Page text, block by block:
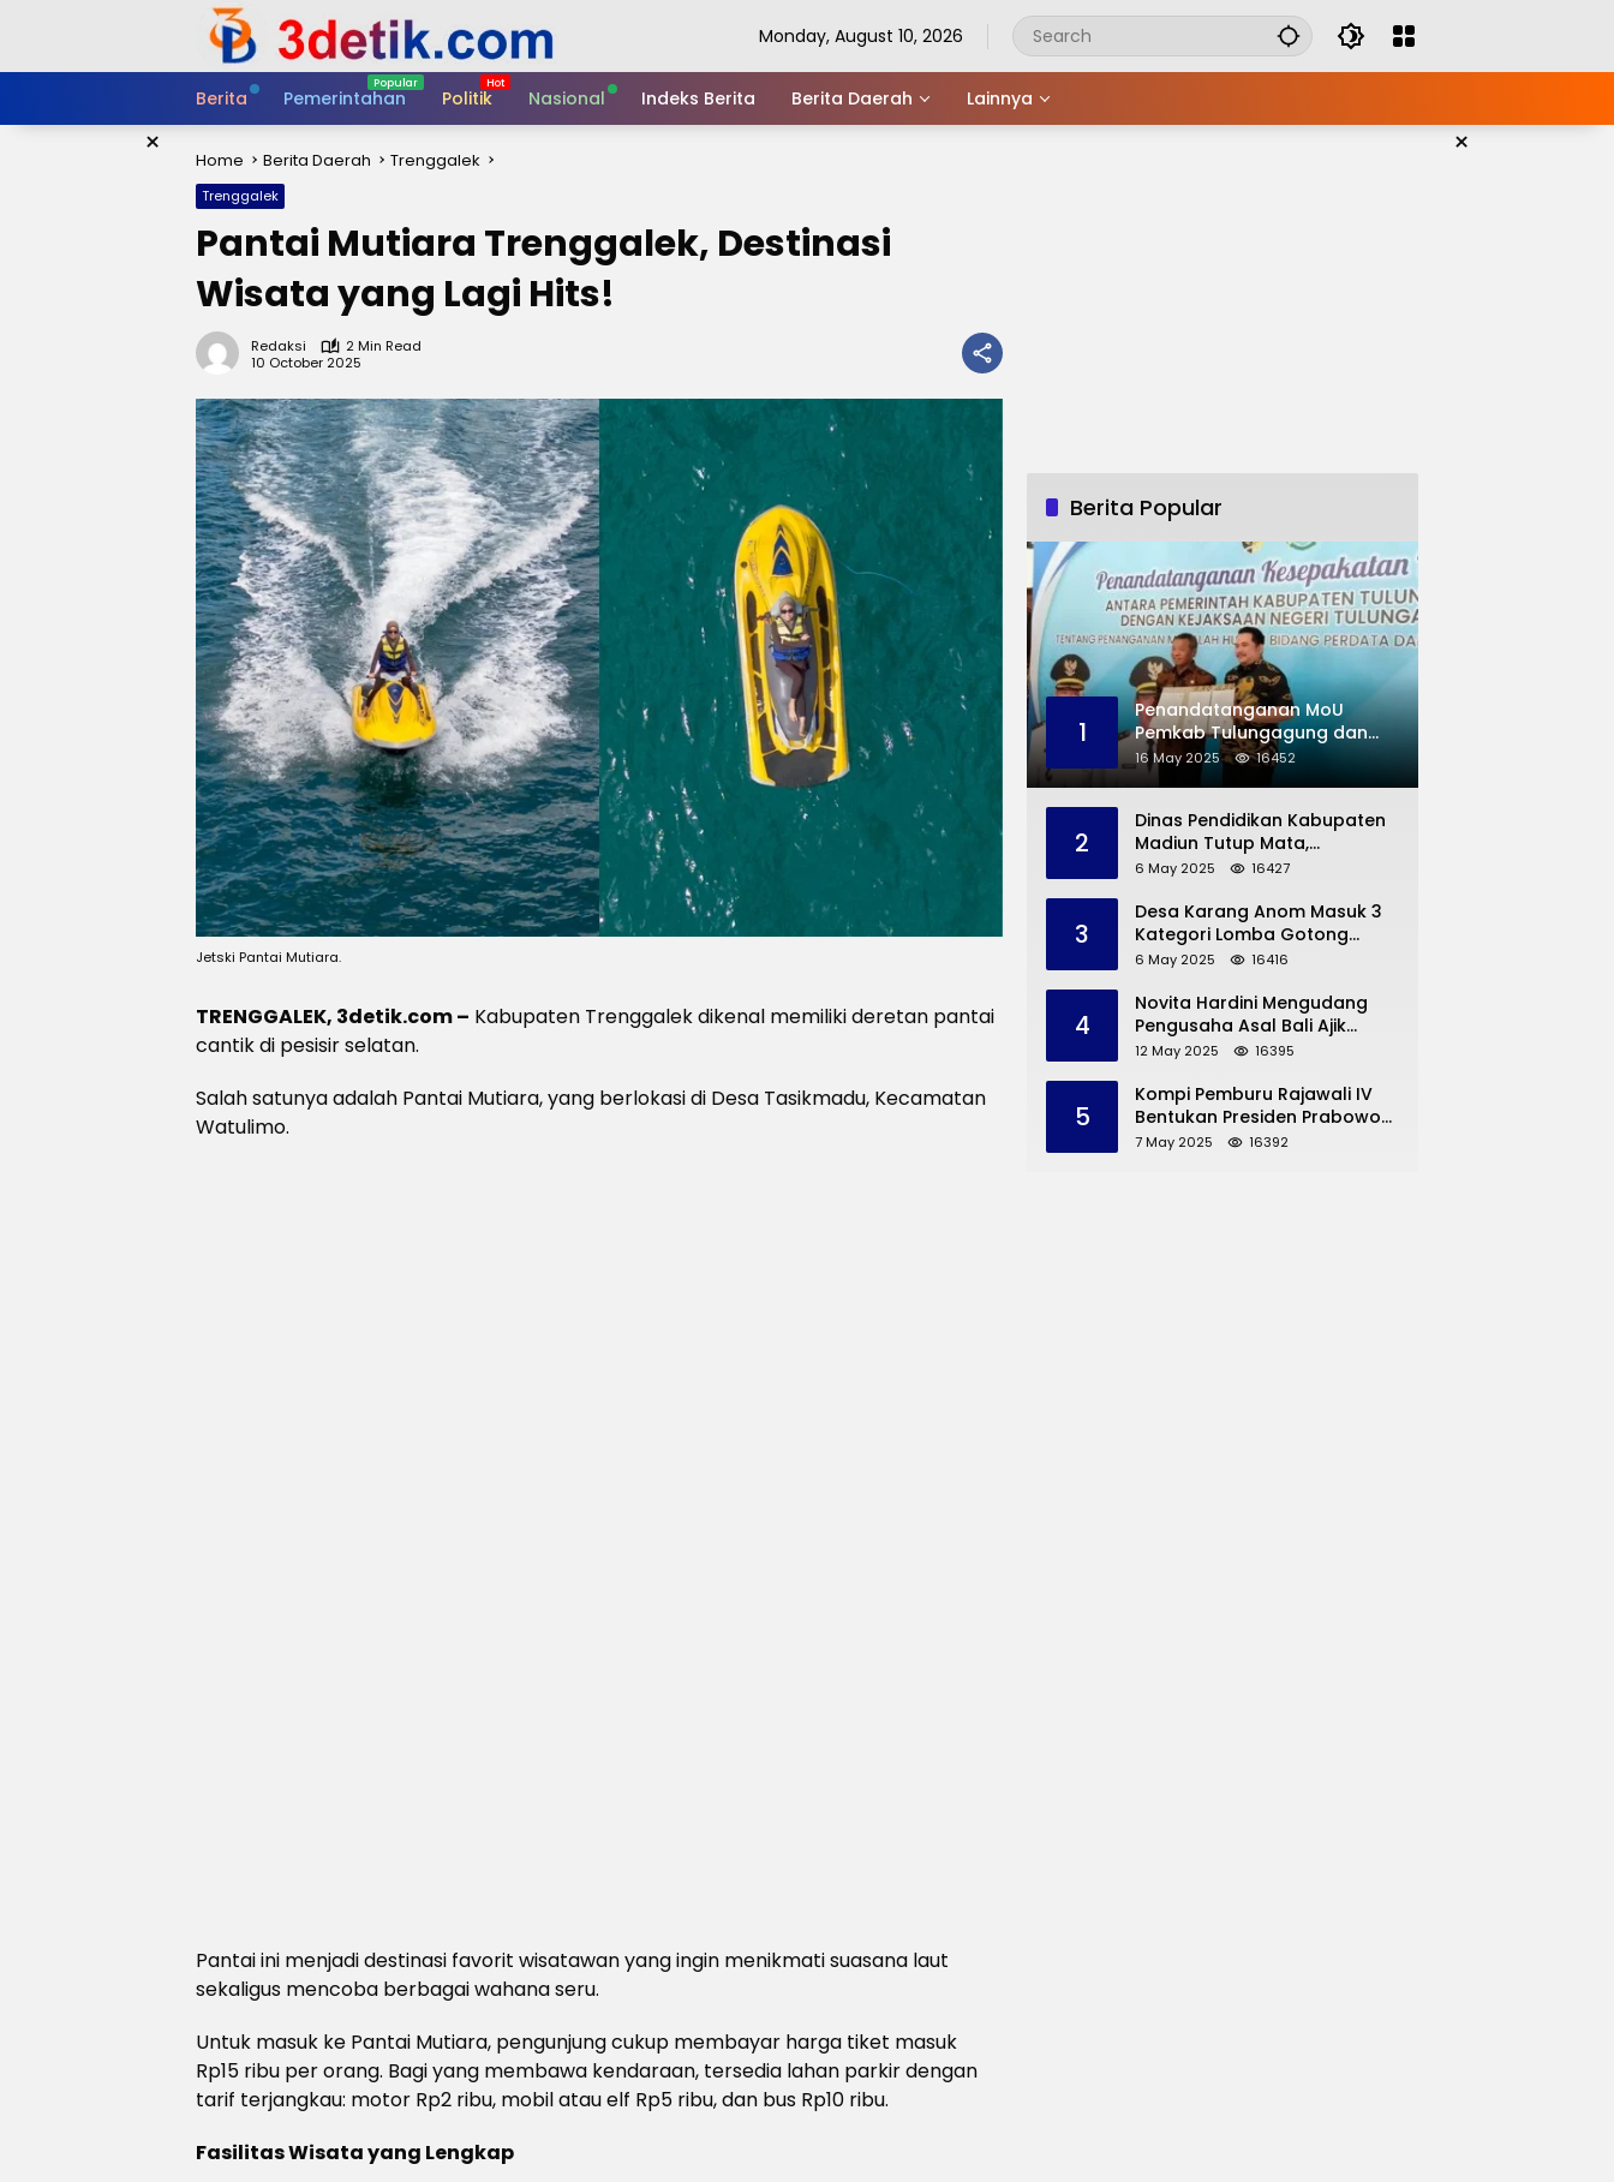
Monday, August 10, 2026
Berita Pemerintahan Politik Nasional Indeks Berita Berita Daerah Lainnya
× ×
Home Berita Daerah Trenggalek
Trenggalek
Pantai Mutiara Trenggalek, Destinasi
Wisata yang Lagi Hits!
Redaksi
2 Min Read
10 October 2025
Jetski Pantai Mutiara.
TRENGGALEK, 3detik.com – Kabupaten Trenggalek dikenal memiliki deretan pantai
cantik di pesisir selatan.
Salah satunya adalah Pantai Mutiara, yang berlokasi di Desa Tasikmadu, Kecamatan
Watulimo.
Pantai ini menjadi destinasi favorit wisatawan yang ingin menikmati suasana laut
sekaligus mencoba berbagai wahana seru.
Untuk masuk ke Pantai Mutiara, pengunjung cukup membayar harga tiket masuk
Rp15 ribu per orang. Bagi yang membawa kendaraan, tersedia lahan parkir dengan
tarif terjangkau: motor Rp2 ribu, mobil atau elf Rp5 ribu, dan bus Rp10 ribu.
Fasilitas Wisata yang Lengkap
Berita Popular
1
Penandatanganan MoU
Pemkab Tulungagung dan
Kejaksaan Negeri
16 May 2025 16452
2
Dinas Pendidikan Kabupaten
Madiun Tutup Mata,
Bangunan SD Roboh Kades
Dana Pribadi
6 May 2025 16427
3
Desa Karang Anom Masuk 3
Kategori Lomba Gotong
Royong Provinsi Jatim, Ini
Trenggalek
6 May 2025 16416
4
Novita Hardini Mengudang
Pengusaha Asal Bali Ajik
Krisna, Berbagi Ilmu
dan UMKM Trenggalek
12 May 2025 16395
5
Kompi Pemburu Rajawali IV
Bentukan Presiden Prabowo
Reuni
7 May 2025 16392